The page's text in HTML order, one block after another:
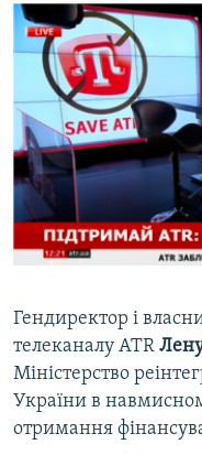
ВСЕ ЗА ДЕНЬ
СПЕЦПРОЕКТИ
ДЕПОРТАЦІЯ
ВІДЕОУРОКИ «ELIFBE»
СВІДЧЕННЯ ОКУПАЦІЇ
УКРАЇНСЬКА ПРОБЛЕМА
ІНФОГРАФІКА
ЯК ОБІЙТИ
Русский
Qırımtatar
ДОЛУЧАЙСЯ!
Усі сайти RFE/RL
Гендиректор і
телеканалу ATR
Міністерство
України в
отримання